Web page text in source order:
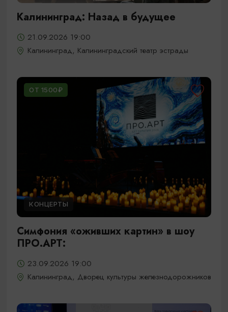
Калининград: Назад в будущее
21.09.2026 19:00
Калининград, Калининградский театр эстрады
ОТ 1500₽
КОНЦЕРТЫ
Симфония «оживших картин» в шоу
ПРО.АРТ:
23.09.2026 19:00
Калининград, Дворец культуры железнодорожников